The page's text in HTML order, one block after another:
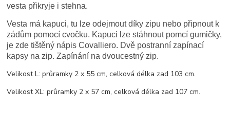
vesta přikryje i stehna.
Vesta má kapuci, tu lze odejmout díky zipu nebo připnout k
zádům pomocí cvočku. Kapuci lze stáhnout pomcí gumičky,
je zde tištěný nápis Covalliero. Dvě postranní zapínací
kapsy na zip. Zapínání na dvoucestný zip.
Velikost L: průramky 2 x 55 cm, celková délka zad 103 cm.
Velikost XL: průramky 2 x 57 cm, celková délka zad 107 cm.